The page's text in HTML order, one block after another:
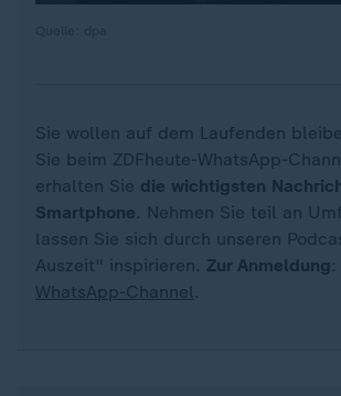
Sie wollen auf dem Laufenden
Sie beim ZDFheute-WhatsApp-
erhalten Sie die wichtigsten
Smartphone. Nehmen Sie teil an
lassen Sie sich durch unseren
Auszeit" inspirieren. Zur Anmeldung :
WhatsApp-Channel.